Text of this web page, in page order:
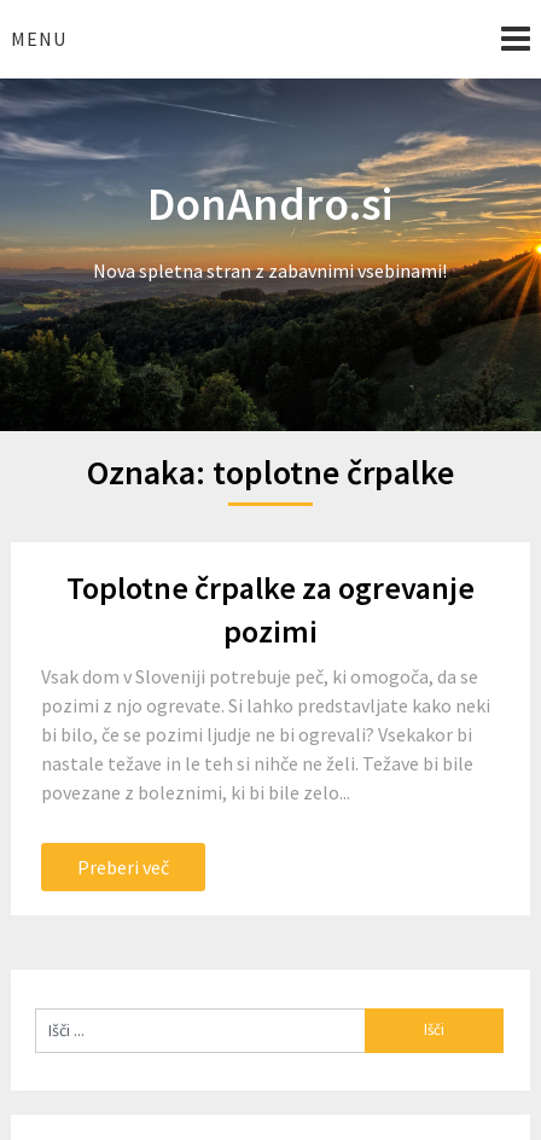
toMENU
DonAndro.si
Nova spletna stran z zabavnimi vsebinami!
Oznaka: toplotne črpalke
Toplotne črpalke za ogrevanje
pozimi
Vsak dom v Sloveniji potrebuje peč, ki omogoča, da se
pozimi z njo ogrevate. Si lahko predstavljate kako neki
bi bilo, če se pozimi ljudje ne bi ogrevali? Vsekakor bi
nastale težave in le teh si nihče ne želi. Težave bi bile
povezane z boleznimi, ki bi bile zelo...
Preberi več